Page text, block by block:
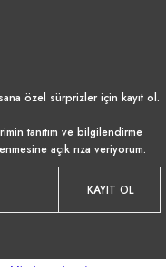
özel sürprizler için kayıt ol.
tanıtım ve bilgilendirme
açık rıza veriyorum.
KAYIT OL